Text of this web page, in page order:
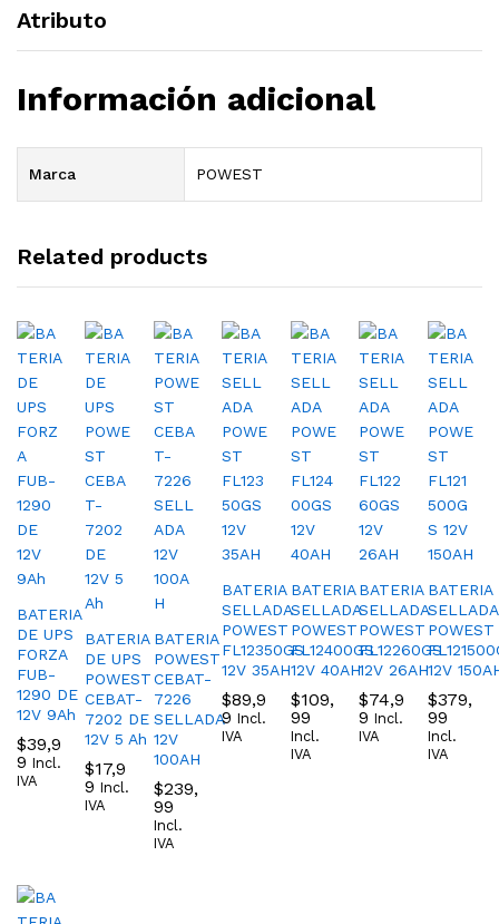
Atributo
Información adicional
Marca POWEST
Related products
BATERIA
DE UPS
FORZA
FUB-
1290 DE
12V 9Ah
$39,9
9 Incl.
IVA
BATERIA
DE UPS
POWEST
CEBAT-
7202 DE
12V 5 Ah
$17,9
9 Incl.
IVA
BATERIA
POWEST
CEBAT-
7226
SELLADA
12V
100AH
$239,
99
Incl.
IVA
BATERIA
SELLADA
POWEST
FL12350GS
12V 35AH
$89,9
9 Incl.
IVA
BATERIA
SELLADA
POWEST
FL12400GS
12V 40AH
$109,
99
Incl.
IVA
BATERIA
SELLADA
POWEST
FL12260GS
12V 26AH
$74,9
9 Incl.
IVA
BATERIA
SELLADA
POWEST
12V
$379,
99
Incl.
IVA